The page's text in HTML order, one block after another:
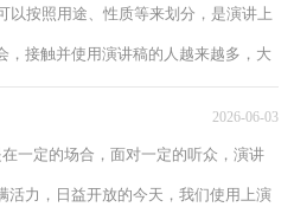
以按照用途、性质等来划分，是演讲上
，接触并使用演讲稿的人越来越多，大
2026-06-03
一定的场合，面对一定的听众，演讲
活力，日益开放的今天，我们使用上演